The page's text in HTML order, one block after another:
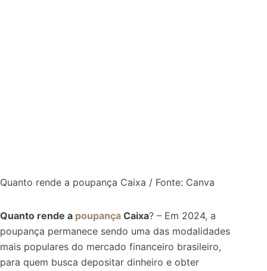
Quanto rende a poupança Caixa / Fonte: Canva
Quanto rende a poupança Caixa? – Em 2024, a
poupança permanece sendo uma das modalidades
mais populares do mercado financeiro brasileiro,
para quem busca depositar dinheiro e obter